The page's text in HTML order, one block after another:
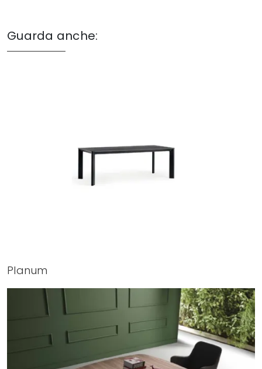
Guarda anche:
Planum